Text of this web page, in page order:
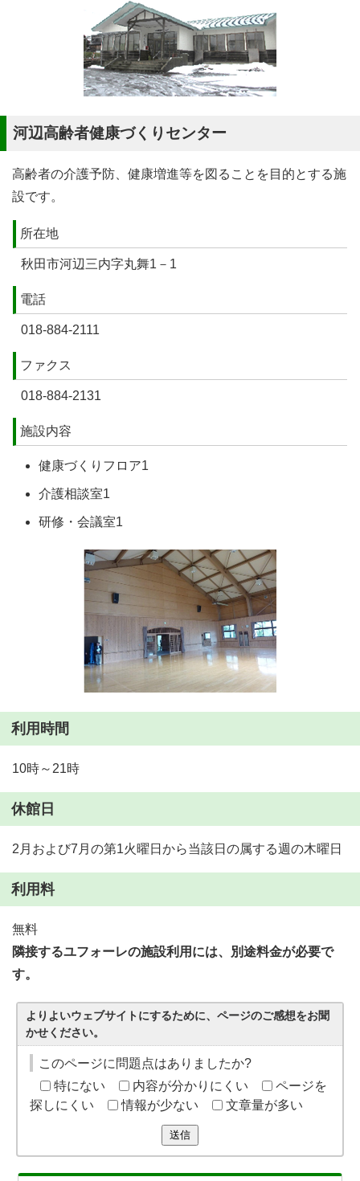
河辺高齢者健康づくりセンター
高齢者の介護予防、健康増進等を図ることを目的とする施
設です。
所在地
秋田市河辺三内字丸舞1－1
電話
018-884-2111
ファクス
018-884-2131
施設内容
健康づくりフロア1
介護相談室1
研修・会議室1
利用時間
10時～21時
休館日
2月および7月の第1火曜日から当該日の属する週の木曜日
利用料
無料
隣接するユフォーレの施設利用には、別途料金が必要で
す。
よりよいウェブサイトにするために、ページのご感想をお聞
かせください。
このページに問題点はありましたか?
特にない
内容が分かりにくい
ページを
探しにくい
情報が少ない 文章量が多い
送信